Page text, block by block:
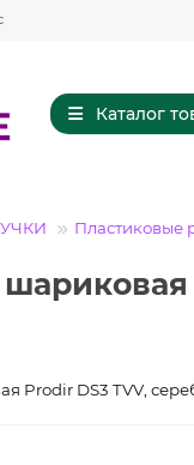
Каталог
Пластиковые
Prodir DS3 TVV,